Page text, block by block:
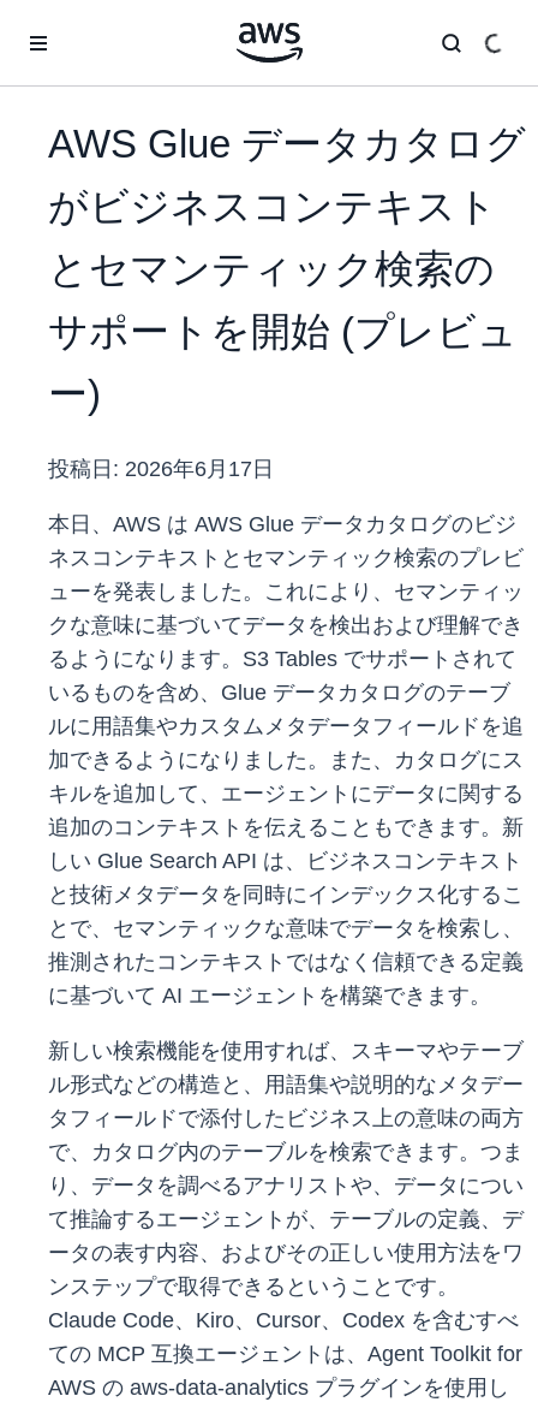
AWS Glue データカタログ
がビジネスコンテキスト
とセマンティック検索の
サポートを開始 (プレビュ
ー)
投稿日: 2026年6月17日
本日、AWS は AWS Glue データカタログのビジ
ネスコンテキストとセマンティック検索のプレビ
ューを発表しました。これにより、セマンティッ
クな意味に基づいてデータを検出および理解でき
るようになります。S3 Tables でサポートされて
いるものを含め、Glue データカタログのテーブ
ルに用語集やカスタムメタデータフィールドを追
加できるようになりました。また、カタログにス
キルを追加して、エージェントにデータに関する
追加のコンテキストを伝えることもできます。新
しい Glue Search API は、ビジネスコンテキスト
と技術メタデータを同時にインデックス化するこ
とで、セマンティックな意味でデータを検索し、
推測されたコンテキストではなく信頼できる定義
に基づいて AI エージェントを構築できます。
新しい検索機能を使用すれば、スキーマやテーブ
ル形式などの構造と、用語集や説明的なメタデー
タフィールドで添付したビジネス上の意味の両方
で、カタログ内のテーブルを検索できます。つま
り、データを調べるアナリストや、データについ
て推論するエージェントが、テーブルの定義、デ
ータの表す内容、およびその正しい使用方法をワ
ンステップで取得できるということです。
Claude Code、Kiro、Cursor、Codex を含むすべ
ての MCP 互換エージェントは、Agent Toolkit for
AWS の aws-data-analytics プラグインを使用し